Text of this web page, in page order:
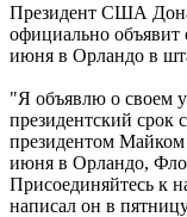
Президент США
официально объявит
июня в Орландо в
"Я объявлю о своем
президентский срок
президентом
июня в Орландо,
Присоединяйтесь к
написал он в